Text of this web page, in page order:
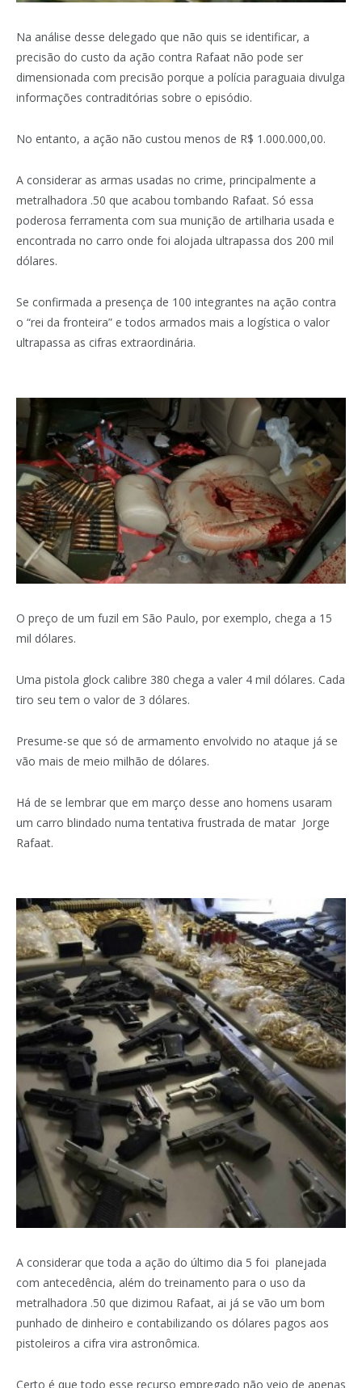
Na análise desse delegado que não quis se identificar, a
precisão do custo da ação contra Rafaat não pode ser
dimensionada com precisão porque a polícia paraguaia divulga
informações contraditórias sobre o episódio.
No entanto, a ação não custou menos de R$ 1.000.000,00.
A considerar as armas usadas no crime, principalmente a
metralhadora .50 que acabou tombando Rafaat. Só essa
poderosa ferramenta com sua munição de artilharia usada e
encontrada no carro onde foi alojada ultrapassa dos 200 mil
dólares.
Se confirmada a presença de 100 integrantes na ação contra
o “rei da fronteira” e todos armados mais a logística o valor
ultrapassa as cifras extraordinária.
O preço de um fuzil em São Paulo, por exemplo, chega a 15
mil dólares.
Uma pistola glock calibre 380 chega a valer 4 mil dólares. Cada
tiro seu tem o valor de 3 dólares.
Presume-se que só de armamento envolvido no ataque já se
vão mais de meio milhão de dólares.
Há de se lembrar que em março desse ano homens usaram
um carro blindado numa tentativa frustrada de matar Jorge
Rafaat.
A considerar que toda a ação do último dia 5 foi planejada
com antecedência, além do treinamento para o uso da
metralhadora .50 que dizimou Rafaat, ai já se vão um bom
punhado de dinheiro e contabilizando os dólares pagos aos
pistoleiros a cifra vira astronômica.
Certo é que todo esse recurso empregado não veio de apenas